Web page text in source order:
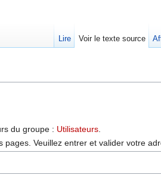
du groupe : Utilisateurs
Veuillez entrer et valider votre
Lire Voir le texte source